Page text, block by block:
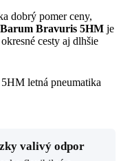
dobrý pomer ceny,
Barum Bravuris 5HM je
cesty aj dlhšie
valivý odpor